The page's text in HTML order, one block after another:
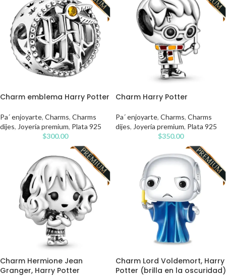
Charm emblema Harry Potter
Pa´ enjoyarte, Charms, Charms
dijes, Joyería premium, Plata 925
$300.00
Charm Harry Potter
Pa´ enjoyarte, Charms, Charms
dijes, Joyería premium, Plata 925
$350.00
Charm Hermione Jean
Granger, Harry Potter
Charm Lord Voldemort, Harry
Potter (brilla en la oscuridad)